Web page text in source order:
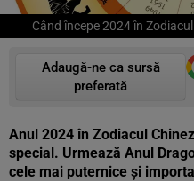
Când începe 2024 în
Adaugă-ne ca sursă
preferată
Anul 2024 în Zodiacul
special. Urmează Anul
cele mai puternice și